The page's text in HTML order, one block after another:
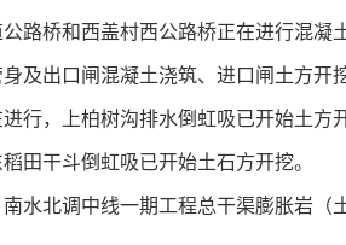
桥和西盖村西公路桥正在进行混凝
出口闸混凝土浇筑、进口闸土方开挖
，上柏树沟排水倒虹吸已开始土方开
干斗倒虹吸已开始土石方开挖。
北调中线一期工程总干渠膨胀岩（